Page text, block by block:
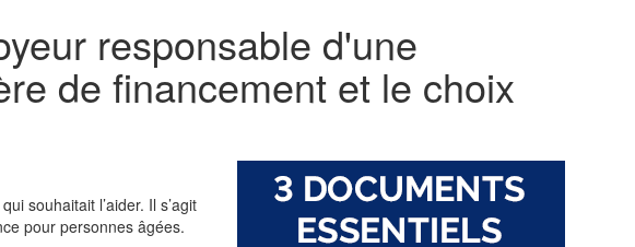
responsable d'une
de financement et le choix
souhaitait l’aider. Il s’agit
pour personnes âgées.